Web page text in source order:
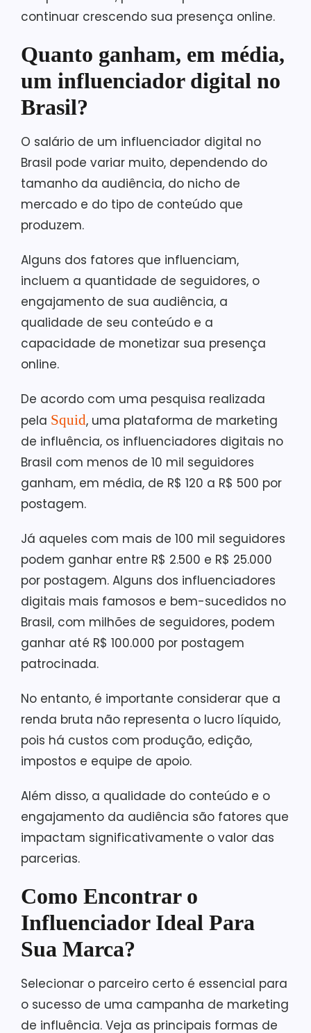
continuar crescendo sua presença online.
Quanto ganham, em média,
um influenciador digital no
Brasil?
O salário de um influenciador digital no
Brasil pode variar muito, dependendo do
tamanho da audiência, do nicho de
mercado e do tipo de conteúdo que
produzem.
Alguns dos fatores que influenciam,
incluem a quantidade de seguidores, o
engajamento de sua audiência, a
qualidade de seu conteúdo e a
capacidade de monetizar sua presença
online.
De acordo com uma pesquisa realizada
pela Squid, uma plataforma de marketing
de influência, os influenciadores digitais no
Brasil com menos de 10 mil seguidores
ganham, em média, de R$ 120 a R$ 500 por
postagem.
Já aqueles com mais de 100 mil seguidores
podem ganhar entre R$ 2.500 e R$ 25.000
por postagem. Alguns dos influenciadores
digitais mais famosos e bem-sucedidos no
Brasil, com milhões de seguidores, podem
ganhar até R$ 100.000 por postagem
patrocinada.
No entanto, é importante considerar que a
renda bruta não representa o lucro líquido,
pois há custos com produção, edição,
impostos e equipe de apoio.
Além disso, a qualidade do conteúdo e o
engajamento da audiência são fatores que
impactam significativamente o valor das
parcerias.
Como Encontrar o
Influenciador Ideal Para
Sua Marca?
Selecionar o parceiro certo é essencial para
o sucesso de uma campanha de marketing
de influência. Veja as principais formas de